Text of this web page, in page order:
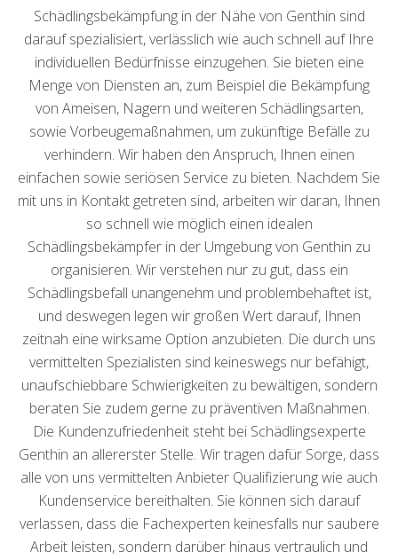
Schädlingsbekämpfung in der Nähe von Genthin sind
darauf spezialisiert, verlässlich wie auch schnell auf Ihre
individuellen Bedürfnisse einzugehen. Sie bieten eine
Menge von Diensten an, zum Beispiel die Bekämpfung
von Ameisen, Nagern und weiteren Schädlingsarten,
sowie Vorbeugemaßnahmen, um zukünftige Befälle zu
verhindern. Wir haben den Anspruch, Ihnen einen
einfachen sowie seriösen Service zu bieten. Nachdem Sie
mit uns in Kontakt getreten sind, arbeiten wir daran, Ihnen
so schnell wie möglich einen idealen
Schädlingsbekämpfer in der Umgebung von Genthin zu
organisieren. Wir verstehen nur zu gut, dass ein
Schädlingsbefall unangenehm und problembehaftet ist,
und deswegen legen wir großen Wert darauf, Ihnen
zeitnah eine wirksame Option anzubieten. Die durch uns
vermittelten Spezialisten sind keineswegs nur befähigt,
unaufschiebbare Schwierigkeiten zu bewältigen, sondern
beraten Sie zudem gerne zu präventiven Maßnahmen.
Die Kundenzufriedenheit steht bei Schädlingsexperte
Genthin an allererster Stelle. Wir tragen dafür Sorge, dass
alle von uns vermittelten Anbieter Qualifizierung wie auch
Kundenservice bereithalten. Sie können sich darauf
verlassen, dass die Fachexperten keinesfalls nur saubere
Arbeit leisten, sondern darüber hinaus vertraulich und